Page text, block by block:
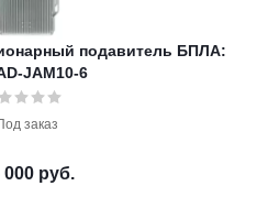
подавитель БПЛА:
JAM10-6
заказ
000 руб.